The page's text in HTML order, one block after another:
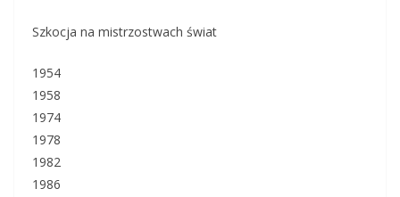
Szkocja na mistrzostwach świat
1954
1958
1974
1978
1982
1986